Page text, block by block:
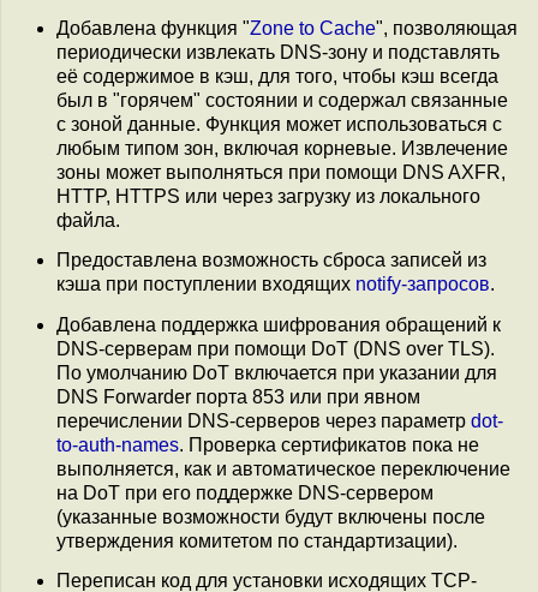
Добавлена функция "Zone to Cache", позволяющая
периодически извлекать DNS-зону и подставлять
её содержимое в кэш, для того, чтобы кэш всегда
был в "горячем" состоянии и содержал связанные
с зоной данные. Функция может использоваться с
любым типом зон, включая корневые. Извлечение
зоны может выполняться при помощи DNS AXFR,
HTTP, HTTPS или через загрузку из локального
файла.
Предоставлена возможность сброса записей из
кэша при поступлении входящих notify-запросов.
Добавлена поддержка шифрования обращений к
DNS-серверам при помощи DoT (DNS over TLS).
По умолчанию DoT включается при указании для
DNS Forwarder порта 853 или при явном
перечислении DNS-серверов через параметр dot-
to-auth-names. Проверка сертификатов пока не
выполняется, как и автоматическое переключение
на DoT при его поддержке DNS-сервером
(указанные возможности будут включены после
утверждения комитетом по стандартизации).
Переписан код для установки исходящих TCP-